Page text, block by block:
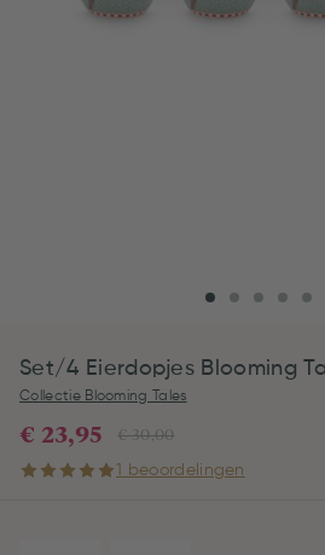
Set/4 Eierdopjes Blooming
Collectie Blooming Tales
€ 30,00
€ 23,95
1 beoordelingen